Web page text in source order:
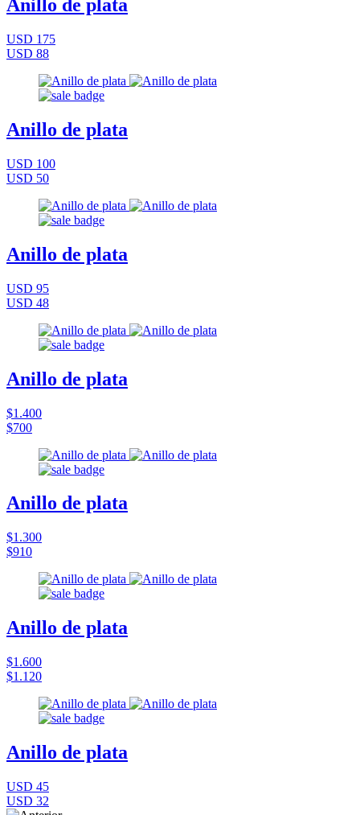
Anillo de plata
USD 175
USD 88
Anillo de plata
USD 100
USD 50
Anillo de plata
USD 95
USD 48
Anillo de plata
$1.400
$700
Anillo de plata
$1.300
$910
Anillo de plata
$1.600
$1.120
Anillo de plata
USD 45
USD 32